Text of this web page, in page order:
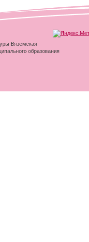
Вяземская
образования